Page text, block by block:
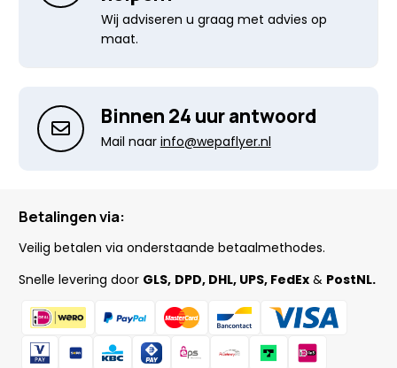
Wij adviseren u graag met advies op
maat.
Binnen 24 uur antwoord
Mail naar info@wepaflyer.nl
Betalingen via:
Veilig betalen via onderstaande betaalmethodes.
Snelle levering door GLS, DPD, DHL, UPS, FedEx & PostNL.